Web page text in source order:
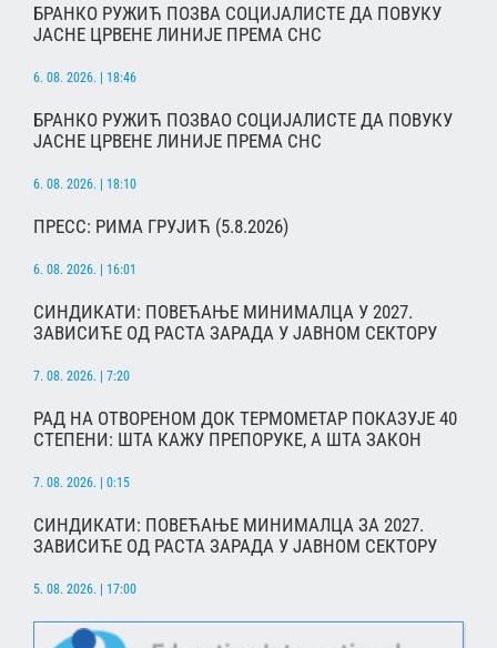
БРАНКО РУЖИЋ ПОЗВА СОЦИЈАЛИСТЕ ДА ПОВУКУ
ЈАСНЕ ЦРВЕНЕ ЛИНИЈЕ ПРЕМА СНС
6. 08. 2026. | 18:46
БРАНКО РУЖИЋ ПОЗВАО СОЦИЈАЛИСТЕ ДА ПОВУКУ
ЈАСНЕ ЦРВЕНЕ ЛИНИЈЕ ПРЕМА СНС
6. 08. 2026. | 18:10
ПРЕСС: РИМА ГРУЈИЋ (5.8.2026)
6. 08. 2026. | 16:01
СИНДИКАТИ: ПОВЕЋАЊЕ МИНИМАЛЦА У 2027.
ЗАВИСИЋЕ ОД РАСТА ЗАРАДА У ЈАВНОМ СЕКТОРУ
7. 08. 2026. | 7:20
РАД НА ОТВОРЕНОМ ДОК ТЕРМОМЕТАР ПОКАЗУЈЕ 40
СТЕПЕНИ: ШТА КАЖУ ПРЕПОРУКЕ, А ШТА ЗАКОН
7. 08. 2026. | 0:15
СИНДИКАТИ: ПОВЕЋАЊЕ МИНИМАЛЦА ЗА 2027.
ЗАВИСИЋЕ ОД РАСТА ЗАРАДА У ЈАВНОМ СЕКТОРУ
5. 08. 2026. | 17:00